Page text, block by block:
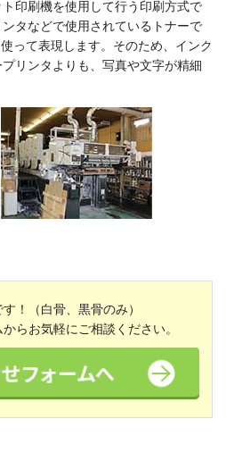
印刷機を使用して行う印刷方式で
タなどで使用されているトナーで
って表現します。そのため、インク
リンタよりも、写真や文字が精細
！（白骨、黒骨のみ）
らお気軽にご相談ください。